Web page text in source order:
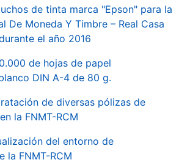
de tinta marca "Epson" para la
De Moneda Y Timbre – Real Casa
el año 2016
de hojas de papel
DIN A-4 de 80 g.
de diversas pólizas de
la FNMT-RCM
del entorno de
la FNMT-RCM